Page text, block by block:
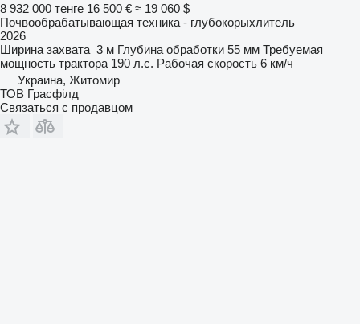
8 932 000 тенге 16 500 € ≈ 19 060 $
Почвообрабатывающая техника - глубокорыхлитель
2026
Ширина захвата 3 м Глубина обработки 55 мм Требуемая
мощность трактора 190 л.с. Рабочая скорость 6 км/ч
Украина, Житомир
ТОВ Грасфілд
Связаться с продавцом